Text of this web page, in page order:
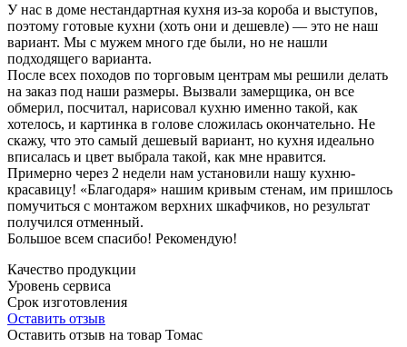
У нас в доме нестандартная кухня из-за короба и выступов,
поэтому готовые кухни (хоть они и дешевле) — это не наш
вариант. Мы с мужем много где были, но не нашли
подходящего варианта.
После всех походов по торговым центрам мы решили делать
на заказ под наши размеры. Вызвали замерщика, он все
обмерил, посчитал, нарисовал кухню именно такой, как
хотелось, и картинка в голове сложилась окончательно. Не
скажу, что это самый дешевый вариант, но кухня идеально
вписалась и цвет выбрала такой, как мне нравится.
Примерно через 2 недели нам установили нашу кухню-
красавицу! «Благодаря» нашим кривым стенам, им пришлось
помучиться с монтажом верхних шкафчиков, но результат
получился отменный.
Большое всем спасибо! Рекомендую!
Качество продукции
Уровень сервиса
Срок изготовления
Оставить отзыв
Оставить отзыв на товар Томас